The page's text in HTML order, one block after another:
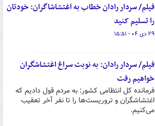
فیلم/ سردار رادان خطاب به اغتشاشاگران: خودتان
را تسلیم کنید
۲۹ دی ۰۴ - ۱۵:۵۱
فیلم/ سردار رادان: به نوبت سراغ اغتشاشگران
خواهیم رفت
فرمانده کل انتظامی کشور: به مردم قول دادیم که
اغتشاشگران و تروریست‌ها را تا نفر آخر تعقیب
می‌کنیم.